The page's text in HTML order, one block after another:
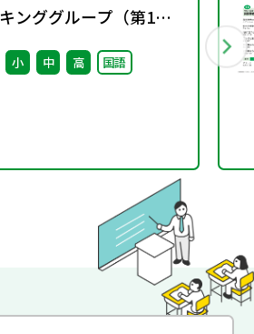
キンググループ（第1
回） 配付資料
小 中 高 国語